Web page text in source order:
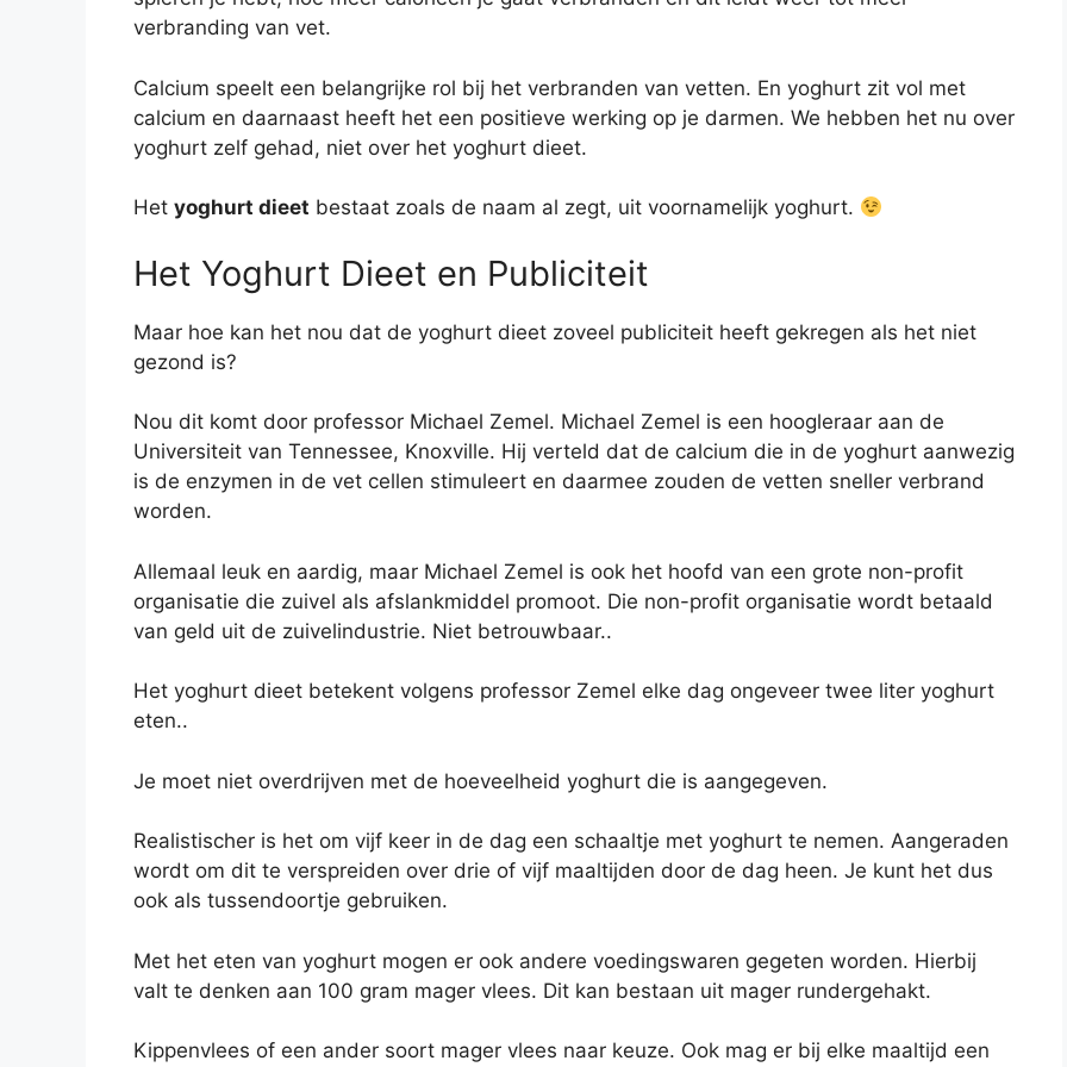
verbranding van vet.
Calcium speelt een belangrijke rol bij het verbranden van vetten. En yoghurt zit vol met
calcium en daarnaast heeft het een positieve werking op je darmen. We hebben het nu over
yoghurt zelf gehad, niet over het yoghurt dieet.
Het yoghurt dieet bestaat zoals de naam al zegt, uit voornamelijk yoghurt.
Het Yoghurt Dieet en Publiciteit
Maar hoe kan het nou dat de yoghurt dieet zoveel publiciteit heeft gekregen als het niet
gezond is?
Nou dit komt door professor Michael Zemel. Michael Zemel is een hoogleraar aan de
Universiteit van Tennessee, Knoxville. Hij verteld dat de calcium die in de yoghurt aanwezig
is de enzymen in de vet cellen stimuleert en daarmee zouden de vetten sneller verbrand
worden.
Allemaal leuk en aardig, maar Michael Zemel is ook het hoofd van een grote non-profit
organisatie die zuivel als afslankmiddel promoot. Die non-profit organisatie wordt betaald
van geld uit de zuivelindustrie. Niet betrouwbaar..
Het yoghurt dieet betekent volgens professor Zemel elke dag ongeveer twee liter yoghurt
eten..
Je moet niet overdrijven met de hoeveelheid yoghurt die is aangegeven.
Realistischer is het om vijf keer in de dag een schaaltje met yoghurt te nemen. Aangeraden
wordt om dit te verspreiden over drie of vijf maaltijden door de dag heen. Je kunt het dus
ook als tussendoortje gebruiken.
Met het eten van yoghurt mogen er ook andere voedingswaren gegeten worden. Hierbij
valt te denken aan 100 gram mager vlees. Dit kan bestaan uit mager rundergehakt.
Kippenvlees of een ander soort mager vlees naar keuze. Ook mag er bij elke maaltijd een